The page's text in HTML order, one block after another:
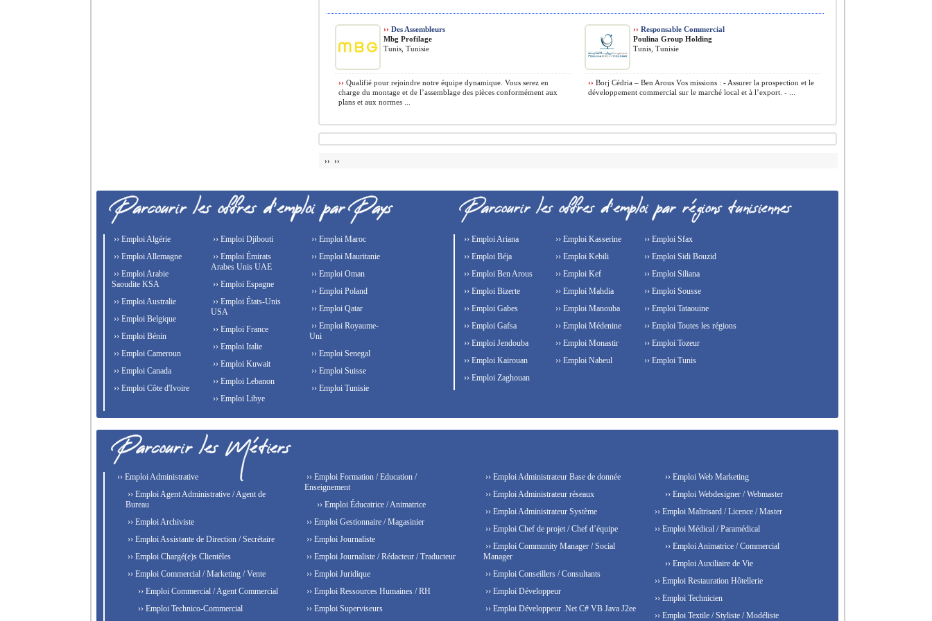
›› Des Assembleurs
Mbg Profilage
Tunis, Tunisie
›› Qualifié pour rejoindre notre équipe dynamique. Vous serez en
charge du montage et de l’assemblage des pièces conformément aux
plans et aux normes ...
›› Responsable Commercial
Poulina Group Holding
Tunis, Tunisie
›› Borj Cédria – Ben Arous Vos missions : - Assurer la prospection et le
développement commercial sur le marché local et à l’export. - ...
›› ››
›› Emploi Algérie
›› Emploi Allemagne
›› Emploi Arabie
Saoudite KSA
›› Emploi Australie
›› Emploi Belgique
›› Emploi Bénin
›› Emploi Cameroun
›› Emploi Canada
›› Emploi Côte d'Ivoire
›› Emploi Djibouti
›› Emploi Émirats
Arabes Unis UAE
›› Emploi Espagne
›› Emploi États-Unis
USA
›› Emploi France
›› Emploi Italie
›› Emploi Kuwait
›› Emploi Lebanon
›› Emploi Libye
›› Emploi Maroc
›› Emploi Mauritanie
›› Emploi Oman
›› Emploi Poland
›› Emploi Qatar
›› Emploi Royaume-
Uni
›› Emploi Senegal
›› Emploi Suisse
›› Emploi Tunisie
›› Emploi Ariana
›› Emploi Béja
›› Emploi Ben Arous
›› Emploi Bizerte
›› Emploi Gabes
›› Emploi Gafsa
›› Emploi Jendouba
›› Emploi Kairouan
›› Emploi Kasserine
›› Emploi Kebili
›› Emploi Kef
›› Emploi Mahdia
›› Emploi Manouba
›› Emploi Médenine
›› Emploi Monastir
›› Emploi Nabeul
›› Emploi Sfax
›› Emploi Sidi Bouzid
›› Emploi Siliana
›› Emploi Sousse
›› Emploi Tataouine
›› Emploi Toutes les régions
›› Emploi Tozeur
›› Emploi Tunis
›› Emploi Zaghouan
›› Emploi Administrative
›› Emploi Agent Administrative / Agent de
Bureau
›› Emploi Archiviste
›› Emploi Assistante de Direction / Secrétaire
›› Emploi Chargé(e)s Clientèles
›› Emploi Commercial / Marketing / Vente
›› Emploi Commercial / Agent Commercial
›› Emploi Technico-Commercial
›› Emploi Formation / Education /
Enseignement
›› Emploi Éducatrice / Animatrice
›› Emploi Gestionnaire / Magasinier
›› Emploi Journaliste
›› Emploi Journaliste / Rédacteur / Traducteur
›› Emploi Juridique
›› Emploi Ressources Humaines / RH
›› Emploi Superviseurs
›› Emploi Administrateur Base de donnée
›› Emploi Administrateur réseaux
›› Emploi Administrateur Système
›› Emploi Chef de projet / Chef d’équipe
›› Emploi Community Manager / Social
Manager
›› Emploi Conseillers / Consultants
›› Emploi Développeur
›› Emploi Développeur .Net C# VB Java J2ee
›› Emploi Web Marketing
›› Emploi Webdesigner / Webmaster
›› Emploi Maîtrisard / Licence / Master
›› Emploi Médical / Paramédical
›› Emploi Animatrice / Commercial
›› Emploi Auxiliaire de Vie
›› Emploi Restauration Hôtellerie
›› Emploi Technicien
›› Emploi Textile / Styliste / Modéliste